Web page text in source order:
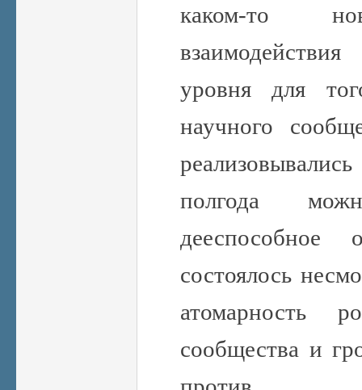
каком-то
уровня для
научного
полгода
дееспособное
состоялось
атомарность
сообщества и